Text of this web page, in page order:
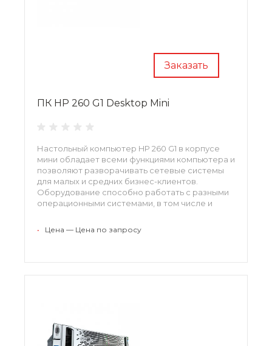
Заказать
ПК HP 260 G1 Desktop Mini
Настольный компьютер HP 260 G1 в корпусе
мини обладает всеми функциями компьютера и
позволяют разворачивать сетевые системы
для малых и средних бизнес-клиентов.
Оборудование способно работать с разными
операционными системами, в том числе и
• Цена — Цена по запросу